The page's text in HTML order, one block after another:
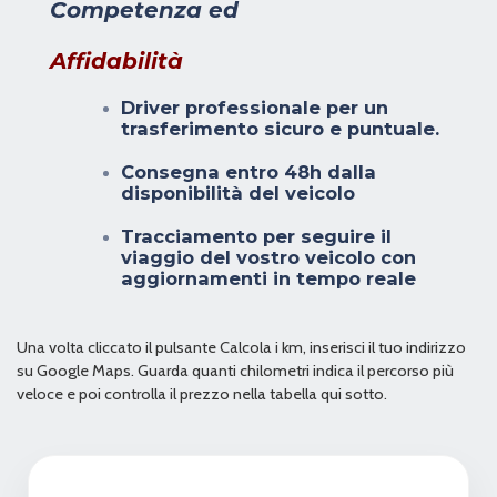
Competenza ed
Affidabilità
Driver professionale per un
trasferimento sicuro e puntuale.
Consegna entro 48h dalla
disponibilità del veicolo
Tracciamento per seguire il
viaggio del vostro veicolo con
aggiornamenti in tempo reale
Una volta cliccato il pulsante Calcola i km, inserisci il tuo indirizzo
su Google Maps. Guarda quanti chilometri indica il percorso più
veloce e poi controlla il prezzo nella tabella qui sotto.